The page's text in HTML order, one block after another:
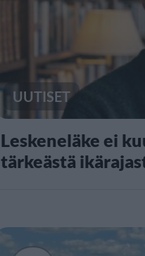
UUTISET
Leskeneläke ei
tärkeästä